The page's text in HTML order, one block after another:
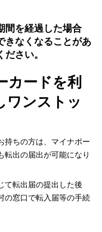
間を経過した場合
きなくなることがあ
ださい。
カードを利
ワンストッ
持ちの方は、マイナポー
転出の届出が可能になり
て転出届の提出した後
の窓口で転入届等の手続